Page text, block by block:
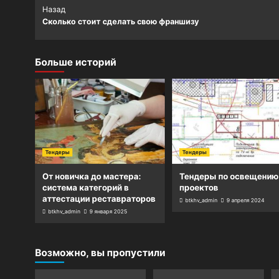
Post
Navigation
Назад
Сколько стоит сделать свою франшизу
Больше историй
Тендеры
От новичка до мастера:
система категорий в
аттестации реставраторов
btkhv_admin 9 января 2025
Тендеры
Тендеры по освещению
проектов
btkhv_admin 9 апреля 2024
Возможно, вы пропустили